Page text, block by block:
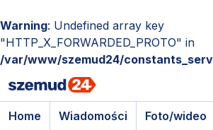
Warning: Undefined array key
"HTTP_X_FORWARDED_PROTO" in
/var/www/szemud24/
Home Wiadomości Foto/wideo